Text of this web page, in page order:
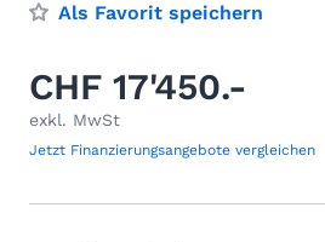
Als Favorit speichern
CHF 17'450.-
exkl. MwSt
Jetzt Finanzierungsangebote vergleichen